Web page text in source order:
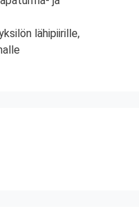
lähipiirille,